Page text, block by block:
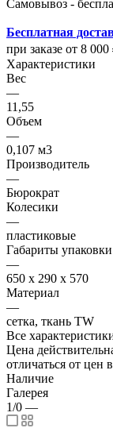
Самовывоз -
Бесплатная
при заказе от 8 000
Характеристики
Вес
—
11,55
Объем
—
0,107 м3
Производитель
—
Бюрократ
Колесики
—
пластиковые
Габариты упаковки
—
650 х 290 х 570
Материал
—
сетка, ткань TW
Все
Цена
отличаться от цен
Наличие
Галерея
1/0 —